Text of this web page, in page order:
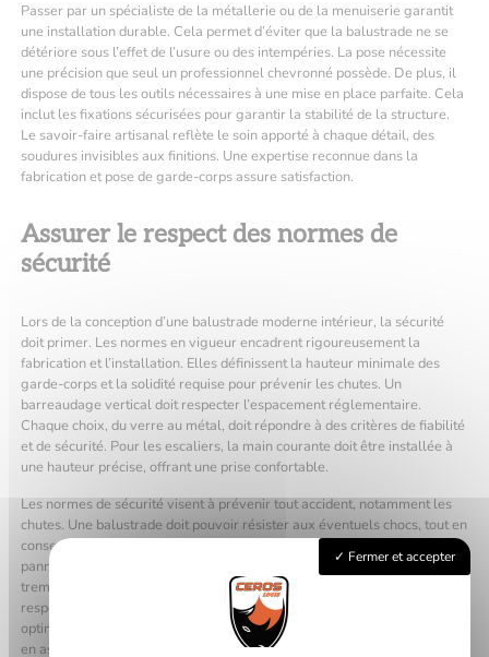
Passer par un spécialiste de la métallerie ou de la menuiserie garantit
une installation durable. Cela permet d’éviter que la balustrade ne se
détériore sous l’effet de l’usure ou des intempéries. La pose nécessite
une précision que seul un professionnel chevronné possède. De plus, il
dispose de tous les outils nécessaires à une mise en place parfaite. Cela
inclut les fixations sécurisées pour garantir la stabilité de la structure.
Le savoir-faire artisanal reflète le soin apporté à chaque détail, des
soudures invisibles aux finitions. Une expertise reconnue dans la
fabrication et pose de garde-corps assure satisfaction.
Assurer le respect des normes de
sécurité
Lors de la conception d’une balustrade moderne intérieur, la sécurité
doit primer. Les normes en vigueur encadrent rigoureusement la
fabrication et l’installation. Elles définissent la hauteur minimale des
garde-corps et la solidité requise pour prévenir les chutes. Un
barreaudage vertical doit respecter l’espacement réglementaire.
Chaque choix, du verre au métal, doit répondre à des critères de fiabilité
et de sécurité. Pour les escaliers, la main courante doit être installée à
une hauteur précise, offrant une prise confortable.
Les normes de sécurité visent à prévenir tout accident, notamment les
chutes. Une balustrade doit pouvoir résister aux éventuels chocs, tout en
conservant sa fonction principale de protection. En cas d’utilisation de
panneaux de verre, il est impératif de choisir un verre feuilleté ou
trempé. Ces matériaux sont conçus pour leur robustesse. Toujours
respecter les normes garantit une tranquillité d’esprit et une protection
optimale. Cette attention au détail pérennise votre investissement, tout
en assurant la sécurité de tous les utilisateurs de l’espace. Un
Fermer et accepter